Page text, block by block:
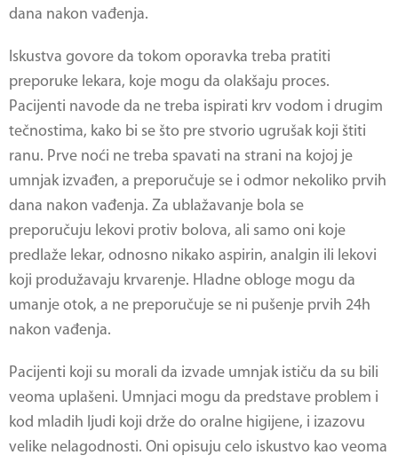
dana nakon vađenja.
Iskustva govore da tokom oporavka treba pratiti
preporuke lekara, koje mogu da olakšaju proces.
Pacijenti navode da ne treba ispirati krv vodom i drugim
tečnostima, kako bi se što pre stvorio ugrušak koji štiti
ranu. Prve noći ne treba spavati na strani na kojoj je
umnjak izvađen, a preporučuje se i odmor nekoliko prvih
dana nakon vađenja. Za ublažavanje bola se
preporučuju lekovi protiv bolova, ali samo oni koje
predlaže lekar, odnosno nikako aspirin, analgin ili lekovi
koji produžavaju krvarenje. Hladne obloge mogu da
umanje otok, a ne preporučuje se ni pušenje prvih 24h
nakon vađenja.
Pacijenti koji su morali da izvade umnjak ističu da su bili
veoma uplašeni. Umnjaci mogu da predstave problem i
kod mladih ljudi koji drže do oralne higijene, i izazovu
velike nelagodnosti. Oni opisuju celo iskustvo kao veoma